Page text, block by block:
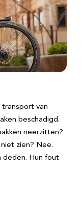
van
beschadigd.
neerzitten?
zien? Nee.
deden. Hun fout